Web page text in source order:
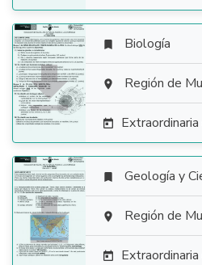

 Biología
 Región de


 Geología y
 Región de
